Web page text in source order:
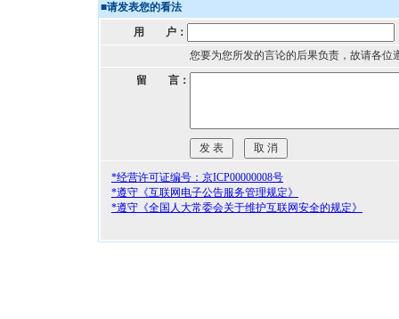
■请发表您的看法
用 户：
您要为您所发的言论的后果负责，故请各位
留 言：
*经营许可证编号：京ICP00000008号
*遵守《互联网电子公告服务管理规定》
*遵守《全国人大常委会关于维护互联网安全的规定》